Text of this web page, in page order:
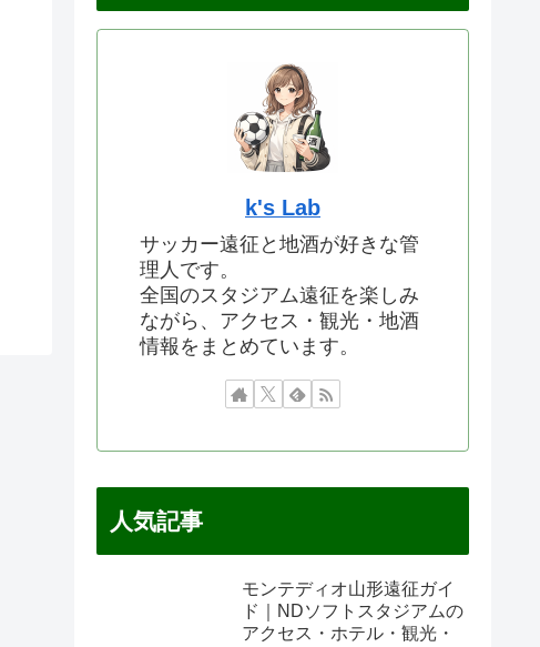
k's Lab
サッカー遠征と地酒が好きな管
理人です。
全国のスタジアム遠征を楽しみ
ながら、アクセス・観光・地酒
情報をまとめています。
人気記事
モンテディオ山形遠征ガイ
ド｜NDソフトスタジアムの
アクセス・ホテル・観光・